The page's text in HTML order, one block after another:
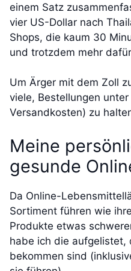
einem Satz
vier US-Dollar nach
Shops, die kaum 30
und trotzdem mehr
Um Ärger mit dem Zoll
viele, Bestellungen
Versandkosten) zu
Meine
gesunde
Da Online-
Sortiment führen wie
Produkte etwas
habe ich die aufgelistet,
bekommen sind